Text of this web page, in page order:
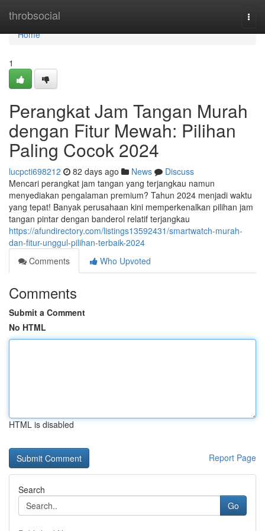
throbsocial
Home
Home
1
Perangkat Jam Tangan Murah
dengan Fitur Mewah: Pilihan
Paling Cocok 2024
lucpcti698212 82 days ago News
Discuss
Mencari perangkat jam tangan yang terjangkau namun
menyediakan pengalaman premium? Tahun 2024 menjadi waktu
yang tepat! Banyak perusahaan kini memperkenalkan pilihan jam
tangan pintar dengan banderol relatif terjangkau
https://afundirectory.com/listings13592431/smartwatch-murah-
dan-fitur-unggul-pilihan-terbaik-2024
Comments
Who Upvoted
Comments
Submit a Comment
No HTML
HTML is disabled
Report Page
Search
Go